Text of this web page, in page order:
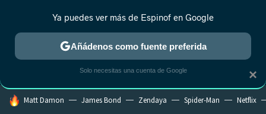
ESTRENOS REALITY ANIME RANKINGS CINE
HOY SE HABLA DE
Matt Damon James Bond Zendaya Spider-Man Netflix
×
Ya puedes ver más de Espinof en Google
Añádenos como fuente preferida
Solo necesitas una cuenta de Google